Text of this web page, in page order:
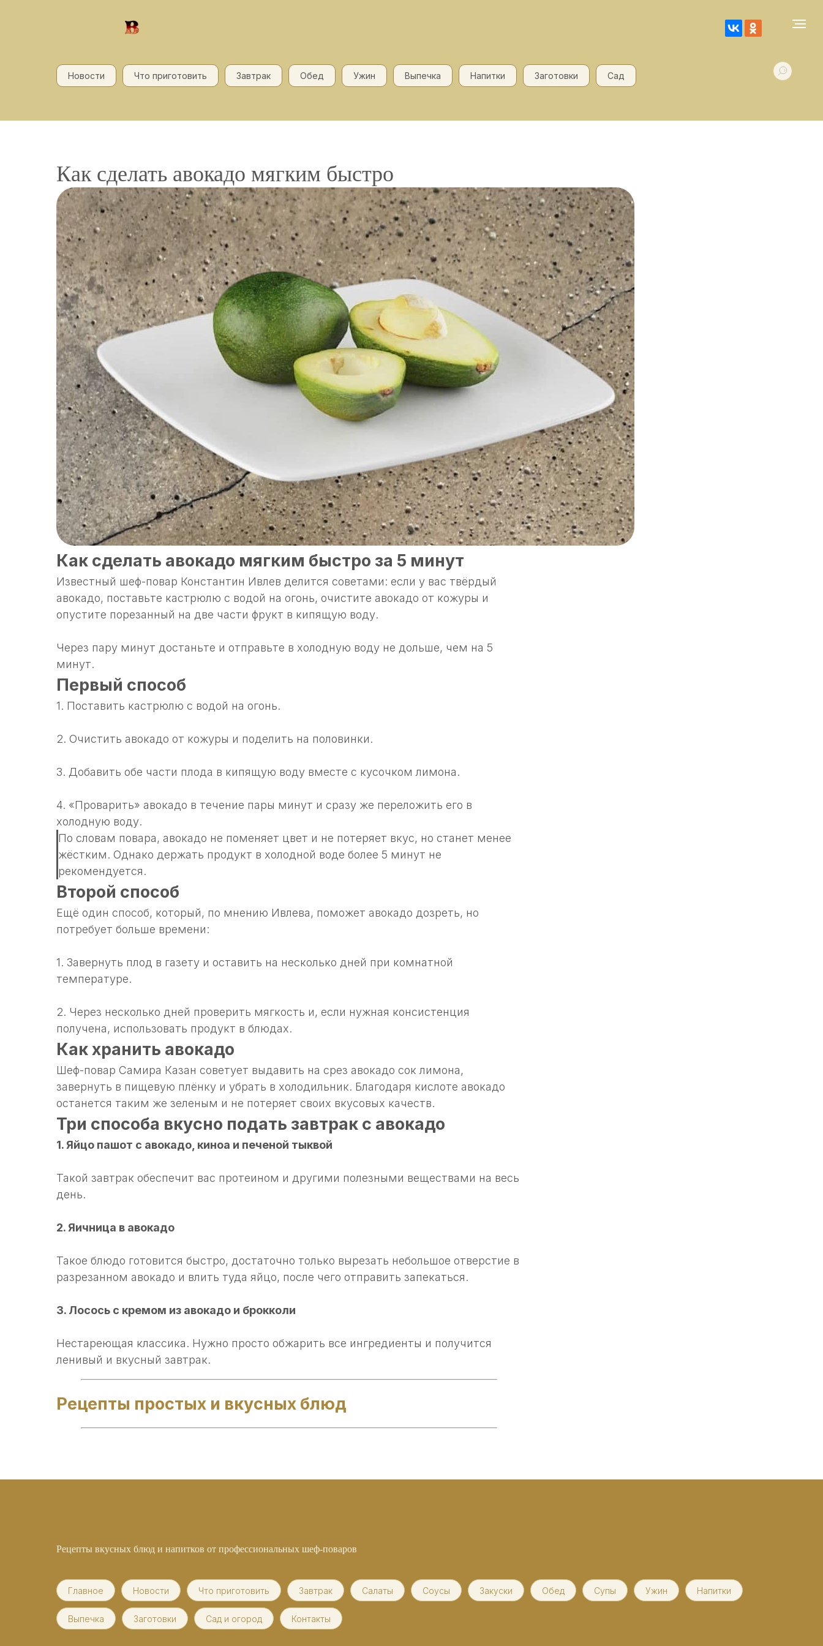
Новости Что приготовить Завтрак Обед Ужин Выпечка Напитки Заготовки Сад
Как сделать авокадо мягким быстро
Как сделать авокадо мягким быстро за 5 минут
Известный шеф-повар Константин Ивлев делится советами: если у вас твёрдый
авокадо, поставьте кастрюлю с водой на огонь, очистите авокадо от кожуры и
опустите порезанный на две части фрукт в кипящую воду.
Через пару минут достаньте и отправьте в холодную воду не дольше, чем на 5
минут.
Первый способ
1. Поставить кастрюлю с водой на огонь.
2. Очистить авокадо от кожуры и поделить на половинки.
3. Добавить обе части плода в кипящую воду вместе с кусочком лимона.
4. «Проварить» авокадо в течение пары минут и сразу же переложить его в
холодную воду.
По словам повара, авокадо не поменяет цвет и не потеряет вкус, но станет менее
жёстким. Однако держать продукт в холодной воде более 5 минут не
рекомендуется.
Второй способ
Ещё один способ, который, по мнению Ивлева, поможет авокадо дозреть, но
потребует больше времени:
1. Завернуть плод в газету и оставить на несколько дней при комнатной
температуре.
2. Через несколько дней проверить мягкость и, если нужная консистенция
получена, использовать продукт в блюдах.
Как хранить авокадо
Шеф-повар Самира Казан советует выдавить на срез авокадо сок лимона,
завернуть в пищевую плёнку и убрать в холодильник. Благодаря кислоте авокадо
останется таким же зеленым и не потеряет своих вкусовых качеств.
Три способа вкусно подать завтрак с авокадо
1. Яйцо пашот с авокадо, киноа и печеной тыквой
Такой завтрак обеспечит вас протеином и другими полезными веществами на весь
день.
2. Яичница в авокадо
Такое блюдо готовится быстро, достаточно только вырезать небольшое отверстие в
разрезанном авокадо и влить туда яйцо, после чего отправить запекаться.
3. Лосось с кремом из авокадо и брокколи
Нестареющая классика. Нужно просто обжарить все ингредиенты и получится
ленивый и вкусный завтрак.
Рецепты простых и вкусных блюд
Рецепты вкусных блюд и напитков от профессиональных шеф-поваров
Главное Новости Что приготовить Завтрак Салаты Соусы Закуски Обед Супы Ужин Напитки
Выпечка Заготовки Сад и огород Контакты